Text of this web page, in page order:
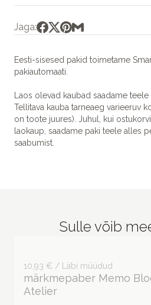
Jaga:
Eesti-sisesed pakid toimetame
pakiautomaati.
Laos olevad kaubad saadame
Tellitava kauba tarneaeg varieeruv
on toote juures). Juhul, kui
laokaup, saadame paki teele alles
saabumist.
Sulle võib
10,93 € / Läbi müüdud
märkmepaber Memo
Atelier